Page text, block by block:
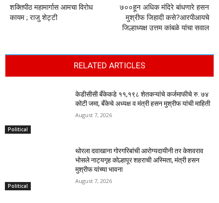
शक्तिपीठ महामार्गास आमचा विरोध
कायम ; राजु शेट्टी
७००हून अधिक मंदिरे बांधणारे हसन
मुश्रीफ जिहादी कसे?आरपीआयचे
जिल्हाध्यक्ष उत्तम कांबळे यांचा सवाल
RELATED ARTICLES
Political
केडीसीसी बँकेकडे ११,१९८ शेतकऱ्यांचे कर्जमाफीचे रु. ७४
कोटी जमा, बँकेचे अध्यक्ष व मंत्री हसन मुश्रीफ यांची माहिती
August 7, 2026
Political
थोरला दवाखाना गोरगरिबांची आरोग्यदायीनी तर केशवराव
भोसले नाट्यगृह कोल्हापूर शहराची अस्मिता, मंत्री हसन
मुश्रीफ यांच्या भावना
August 7, 2026